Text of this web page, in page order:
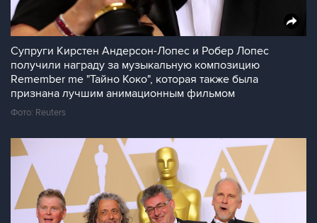
Супруги Кирстен Андерсон-Лопес и Робер Лопес
получили награду за музыкальную композицию
Remember me "Тайно Коко", которая также была
признана лучшим анимационным фильмом
Фото: Reuters